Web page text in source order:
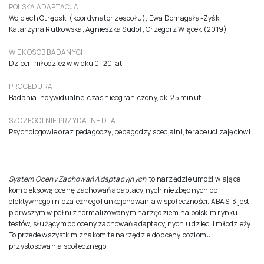
POLSKA ADAPTACJA
Wojciech Otrębski (koordynator zespołu), Ewa Domagała-Zyśk,
Katarzyna Rutkowska, Agnieszka Sudoł, Grzegorz Wiącek (2019)
WIEK OSÓB BADANYCH
Dzieci i młodzież w wieku 0–20 lat
PROCEDURA
Badania indywidualne, czas nieograniczony, ok. 25 minut
SZCZEGÓLNIE PRZYDATNE DLA
Psychologowie oraz pedagodzy, pedagodzy specjalni, terapeuci zajęciowi
System Oceny Zachowań Adaptacyjnychto narzędzie umożliwiające
kompleksową ocenę zachowań adaptacyjnych niezbędnych do
efektywnego i niezależnego funkcjonowania w społeczności. ABAS-3 jest
pierwszym w pełni znormalizowanym narzędziem na polskim rynku
testów, służącym do oceny zachowań adaptacyjnych u dzieci i młodzieży.
To przede wszystkim znakomite narzędzie do oceny poziomu
przystosowania społecznego.